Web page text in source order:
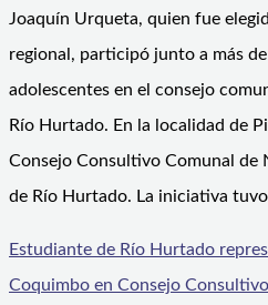
Joaquín Urqueta, quien fue
regional, participó junto a más
adolescentes en el consejo
Río Hurtado. En la localidad de
Consejo Consultivo Comunal de
de Río Hurtado. La iniciativa
Estudiante de Río Hurtado
Coquimbo en Consejo